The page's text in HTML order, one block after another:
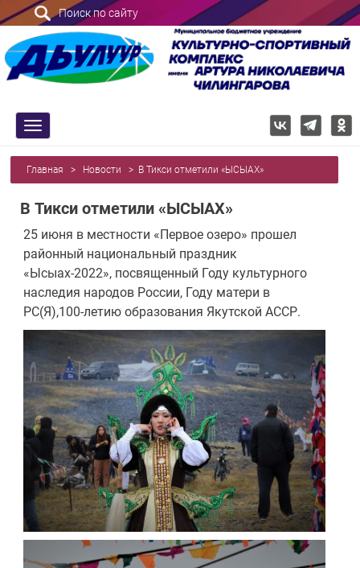
Поиск по сайту
trk
Главная > Новости > В Тикси отметили «ЫСЫАХ»
В Тикси отметили «ЫСЫАХ»
25 июня в местности «Первое озеро» прошел
районный национальный праздник
«Ысыах-2022», посвященный Году культурного
наследия народов России, Году матери в
РС(Я),100-летию образования Якутской АССР.